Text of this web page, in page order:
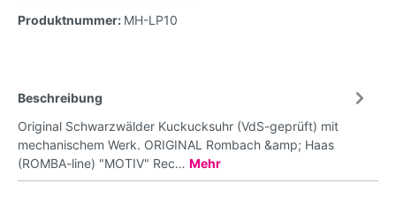
Produktnummer: MH-LP10
Beschreibung
Original Schwarzwälder Kuckucksuhr (VdS-geprüft) mit
mechanischem Werk. ORIGINAL Rombach &amp; Haas
(ROMBA-line) "MOTIV" Rec… Mehr